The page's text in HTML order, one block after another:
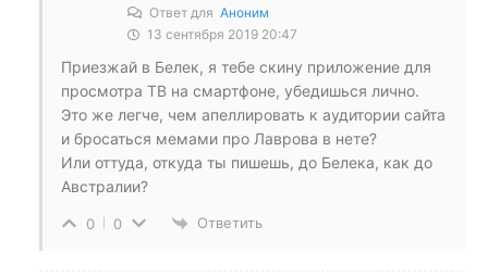
Ответ для Аноним
13 сентября 2019 20:47
Приезжай в Белек, я тебе скину приложение для
просмотра ТВ на смартфоне, убедишься лично.
Это же легче, чем апеллировать к аудитории сайта
и бросаться мемами про Лаврова в нете?
Или оттуда, откуда ты пишешь, до Белека, как до
Австралии?
0 0 Ответить